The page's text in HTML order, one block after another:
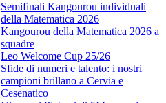
Semifinali Kangourou individuali
della Matematica 2026
Kangourou della Matematica 2026 a
squadre
Leo Welcome Cup 25/26
Sfide di numeri e talento: i nostri
campioni brillano a Cervia e
Cesenatico